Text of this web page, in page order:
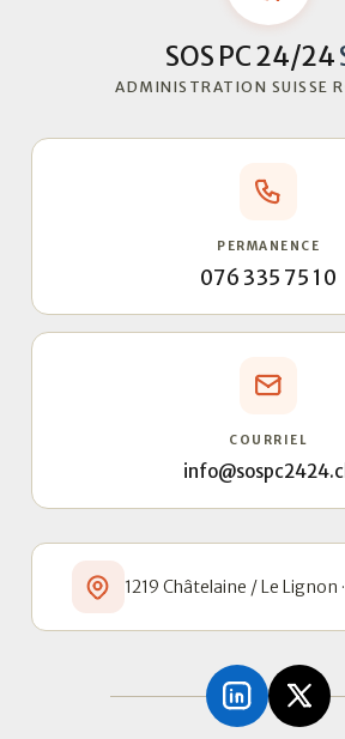
SOS PC 24/24
ADMINISTRATION SUISSE
PERMANENCE
076 335 75 10
COURRIEL
1219 Châtelaine / Le Lignon